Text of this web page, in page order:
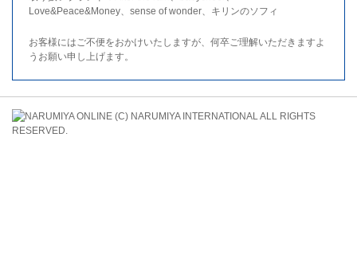
Love&Peace&Money、sense of wonder、キリンのソフィ
お客様にはご不便をおかけいたしますが、何卒ご理解いただきますよ
うお願い申し上げます。